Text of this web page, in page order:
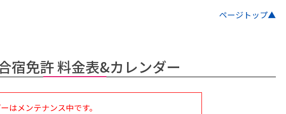
ページトップ▲
宿免許 料金表&カレンダー
はメンテナンス中です。